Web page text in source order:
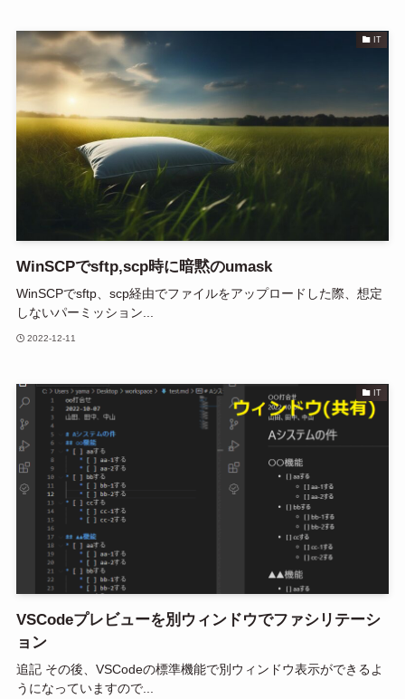
IT
WinSCPでsftp,scp時に暗黙のumask
WinSCPでsftp、scp経由でファイルをアップロードした際、想定
しないパーミッション...
2022-12-11
IT
VSCodeプレビューを別ウィンドウでファシリテーシ
ョン
追記 その後、VSCodeの標準機能で別ウィンドウ表示ができるよ
うになっていますので...